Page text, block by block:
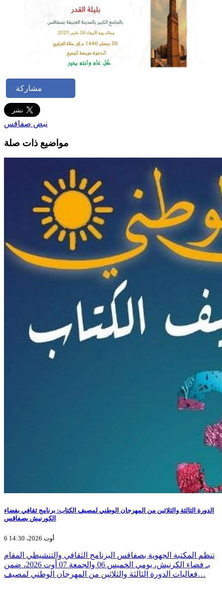
مشاركة
نبض صفاقس
مواضيع ذات صلة
الدورة الثالثة والثلاثين من المهرجان الوطني لمصيف الكتاب: برنامج ثقافي بفضاء
الكورنيش بصفاقس
6 أوت 2026، 14:30
تنظم المكتبة الجهوية بصفاقس البرنامج الثقافي والتنشيطي المقام
بـ فضاء الكرنيش، يومي الخميس 06 والجمعة 07 أوت 2026، ضمن
فعاليات الدورة الثالثة والثلاثين من المهرجان الوطني لمصيف…